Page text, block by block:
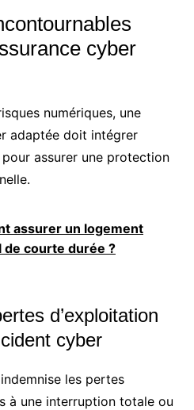
cyber
numériques, une
adaptée doit intégrer
assurer une protection
assurer un logement
de courte durée ?
d’exploitation
cyber
les pertes
à une interruption totale ou